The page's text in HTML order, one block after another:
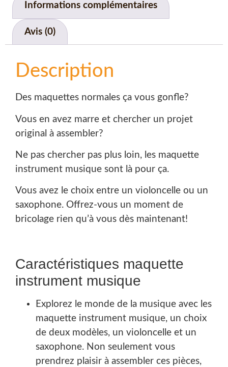
Informations complémentaires
Avis (0)
Description
Des maquettes normales ça vous gonfle?
Vous en avez marre et chercher un projet
original à assembler?
Ne pas chercher pas plus loin, les maquette
instrument musique sont là pour ça.
Vous avez le choix entre un violoncelle ou un
saxophone. Offrez-vous un moment de
bricolage rien qu’à vous dès maintenant!
Caractéristiques maquette
instrument musique
Explorez le monde de la musique avec les
maquette instrument musique, un choix
de deux modèles, un violoncelle et un
saxophone. Non seulement vous
prendrez plaisir à assembler ces pièces,